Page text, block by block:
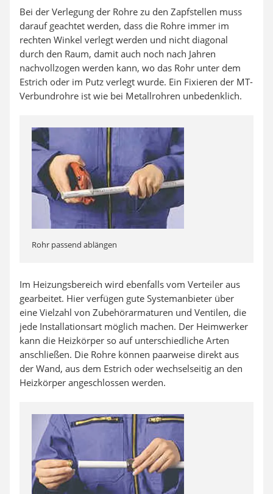
Bei der Verlegung der Rohre zu den Zapfstellen muss
darauf geachtet werden, dass die Rohre immer im
rechten Winkel verlegt werden und nicht diagonal
durch den Raum, damit auch noch nach Jahren
nachvollzogen werden kann, wo das Rohr unter dem
Estrich oder im Putz verlegt wurde. Ein Fixieren der MT-
Verbundrohre ist wie bei Metallrohren unbedenklich.
Rohr passend ablängen
Im Heizungsbereich wird ebenfalls vom Verteiler aus
gearbeitet. Hier verfügen gute Systemanbieter über
eine Vielzahl von Zubehörarmaturen und Ventilen, die
jede Installationsart möglich machen. Der Heimwerker
kann die Heizkörper so auf unterschiedliche Arten
anschließen. Die Rohre können paarweise direkt aus
der Wand, aus dem Estrich oder wechselseitig an den
Heizkörper angeschlossen werden.